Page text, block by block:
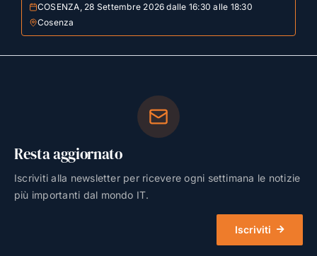
COSENZA, 28 Settembre 2026 dalle 16:30 alle 18:30
Cosenza
Resta aggiornato
Iscriviti alla newsletter per ricevere ogni settimana le notizie
più importanti dal mondo IT.
Iscriviti